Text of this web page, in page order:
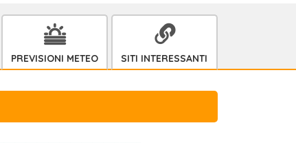
PREVISIONI METEO SITI INTERESSANTI